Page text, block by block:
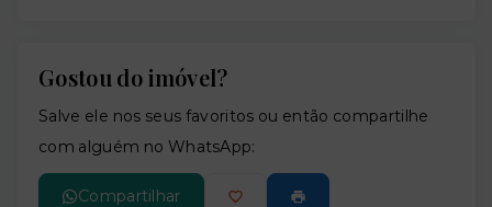
Gostou do imóvel?
Salve ele nos seus favoritos ou então compartilhe
com alguém no WhatsApp:
Compartilhar